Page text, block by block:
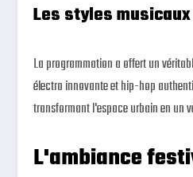
Les styles
La programmation a offert un
électro innovante et hip-hop
transformant l'espace urbain en un
L'ambiance